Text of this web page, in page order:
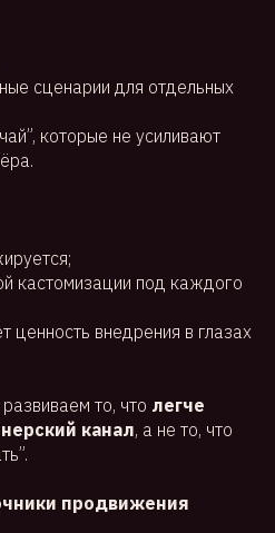
сценарии для отдельных
которые не усиливают
кастомизации под каждого
ценность внедрения в глазах
то, что легче
канал, а не то, что
продвижения